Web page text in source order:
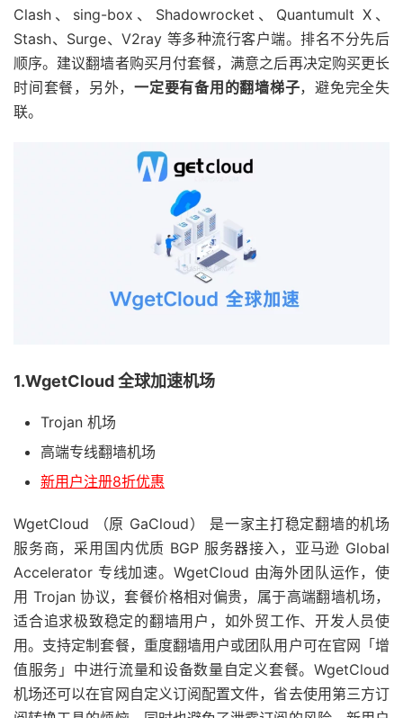
Clash、sing-box、Shadowrocket、Quantumult X、
Stash、Surge、V2ray 等多种流行客户端。排名不分先后
顺序。建议翻墙者购买月付套餐，满意之后再决定购买更长
时间套餐，另外， 一定要有备用的翻墙梯子，避免完全失
联。
1.WgetCloud 全球加速机场
Trojan 机场
高端专线翻墙机场
新用户注册8折优惠
WgetCloud （原 GaCloud） 是一家主打稳定翻墙的机场
服务商，采用国内优质 BGP 服务器接入，亚马逊 Global
Accelerator 专线加速。WgetCloud 由海外团队运作，使
用 Trojan 协议，套餐价格相对偏贵，属于高端翻墙机场，
适合追求极致稳定的翻墙用户，如外贸工作、开发人员使
用。支持定制套餐，重度翻墙用户或团队用户可在官网「增
值服务」中进行流量和设备数量自定义套餐。WgetCloud
机场还可以在官网自定义订阅配置文件，省去使用第三方订